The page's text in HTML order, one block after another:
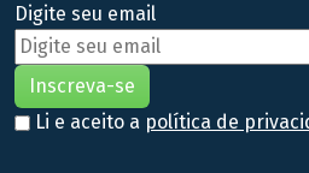
Digite seu email
Li e aceito a política de